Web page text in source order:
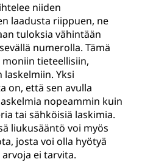
niiden
laadusta riippuen, ne
tuloksia vähintään
numerolla. Tämä
tieteellisiin,
Yksi
on, että sen avulla
nopeammin kuin
tai sähköisiä laskimia.
liukusääntö voi myös
josta voi olla hyötyä
ei tarvita.